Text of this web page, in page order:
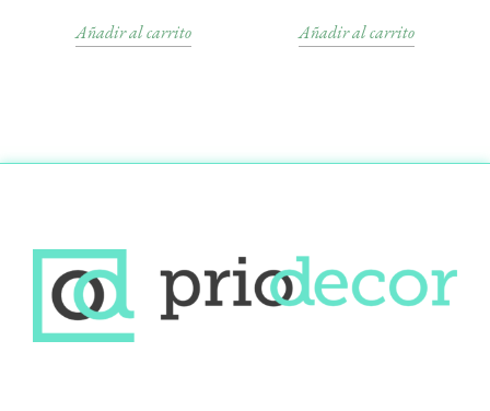
Añadir al carrito Añadir al carrito